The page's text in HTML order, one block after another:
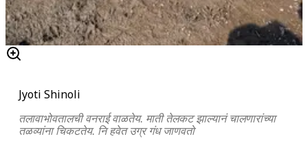
Jyoti Shinoli
तलावाभोवतालची वनराई वाळतेय. माती तेलकट झाल्यानं चालणारांच्या
तळव्यांना चिकटतेय. नि हवेत उग्र गंध जाणवतो